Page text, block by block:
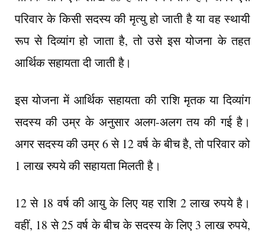
परिवार के किसी सदस्य की मृत्यु हो जाती है या वह स्थायी
रूप से दिव्यांग हो जाता है, तो उसे इस योजना के तहत
आर्थिक सहायता दी जाती है।
इस योजना में आर्थिक सहायता की राशि मृतक या दिव्यांग
सदस्य की उम्र के अनुसार अलग-अलग तय की गई है।
अगर सदस्य की उम्र 6 से 12 वर्ष के बीच है, तो परिवार को
1 लाख रुपये की सहायता मिलती है।
12 से 18 वर्ष की आयु के लिए यह राशि 2 लाख रुपये है।
वहीं, 18 से 25 वर्ष के बीच के सदस्य के लिए 3 लाख रुपये,